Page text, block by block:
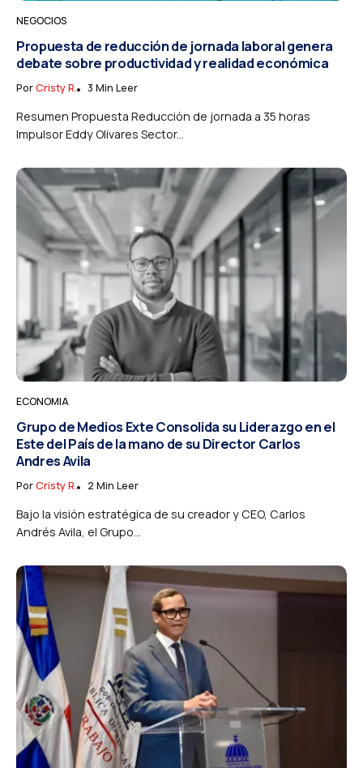
NEGOCIOS
Propuesta de reducción de jornada laboral genera
debate sobre productividad y realidad económica
PorCristy R. 3 Min Leer
Resumen Propuesta Reducción de jornada a 35 horas
Impulsor Eddy Olivares Sector...
ECONOMIA
Grupo de Medios Exte Consolida su Liderazgo en el
Este del País de la mano de su Director Carlos
Andres Avila
PorCristy R. 2 Min Leer
Bajo la visión estratégica de su creador y CEO, Carlos
Andrés Avila, el Grupo...